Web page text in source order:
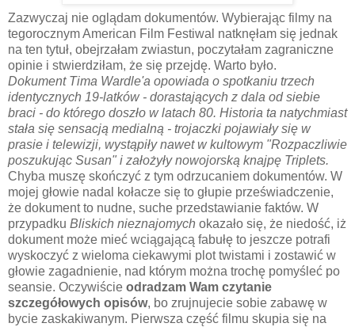
Zazwyczaj nie oglądam dokumentów. Wybierając filmy na
tegorocznym American Film Festiwal natknęłam się jednak
na ten tytuł, obejrzałam zwiastun, poczytałam zagraniczne
opinie i stwierdziłam, że się przejdę. Warto było.
Dokument Tima Wardle'a opowiada o spotkaniu trzech
identycznych 19-latków - dorastających z dala od siebie
braci - do którego doszło w latach 80. Historia ta natychmiast
stała się sensacją medialną - trojaczki pojawiały się w
prasie i telewizji, wystąpiły nawet w kultowym "Rozpaczliwie
poszukując Susan" i założyły nowojorską knajpę Triplets.
Chyba muszę skończyć z tym odrzucaniem dokumentów. W
mojej głowie nadal kołacze się to głupie przeświadczenie,
że dokument to nudne, suche przedstawianie faktów. W
przypadku Bliskich nieznajomych okazało się, że niedość, iż
dokument może mieć wciągającą fabułę to jeszcze potrafi
wyskoczyć z wieloma ciekawymi plot twistami i zostawić w
głowie zagadnienie, nad którym można trochę pomyśleć po
seansie. Oczywiście odradzam Wam czytanie
szczegółowych opisów, bo zrujnujecie sobie zabawę w
bycie zaskakiwanym. Pierwsza część filmu skupia się na